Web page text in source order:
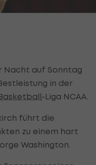
Nacht auf Sonntag
in der
-Liga NCAA.
führt die
zu einem hart
Washington.